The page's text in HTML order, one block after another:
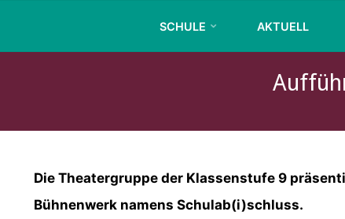
SCHULE AKTUELL
Die Theatergruppe der Klassenstufe 9
Bühnenwerk namens Schulab(i)schluss.